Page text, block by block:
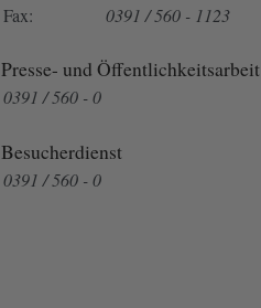
Fax:
0391 / 560 - 1123
Presse- und Öffentlichkeitsarbeit
0391 / 560 - 0
Besucherdienst
0391 / 560 - 0